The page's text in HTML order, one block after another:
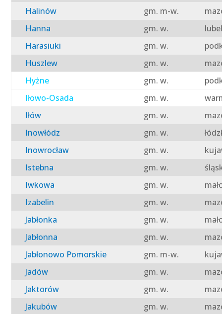
Halinów
gm. m-w.
Hanna
gm. w.
Harasiuki
gm. w.
Huszlew
gm. w.
Hyżne
gm. w.
Iłowo-Osada
gm. w.
Iłów
gm. w.
Inowłódz
gm. w.
Inowrocław
gm. w.
Istebna
gm. w.
Iwkowa
gm. w.
Izabelin
gm. w.
Jabłonka
gm. w.
Jabłonna
gm. w.
Jabłonowo Pomorskie
gm. m-w.
Jadów
gm. w.
Jaktorów
gm. w.
Jakubów
gm. w.